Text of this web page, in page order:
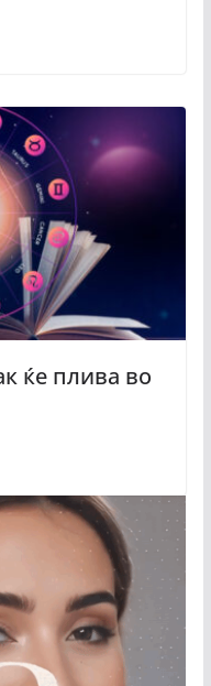
ќе плива во